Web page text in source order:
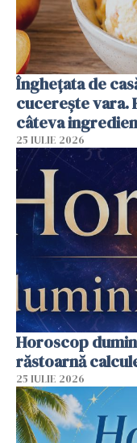
Înghețata de
cucerește vara.
câteva
25 IULIE 2026
Horoscop
răstoarnă
25 IULIE 2026